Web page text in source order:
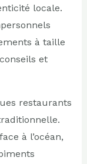
locale.
à taille
et
restaurants
à l’océan,